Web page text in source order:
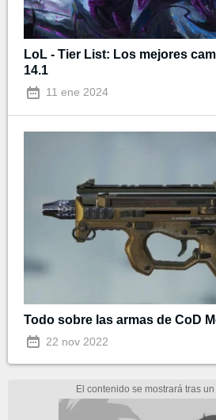
LoL - Tier List: Los mejores
14.1
11 ene 2024
Todo sobre las armas de CoD
22 nov 2022